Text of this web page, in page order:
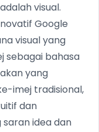
visual.
Google
visual yang
sebagai bahasa
yang
imej tradisional,
dan
idea dan